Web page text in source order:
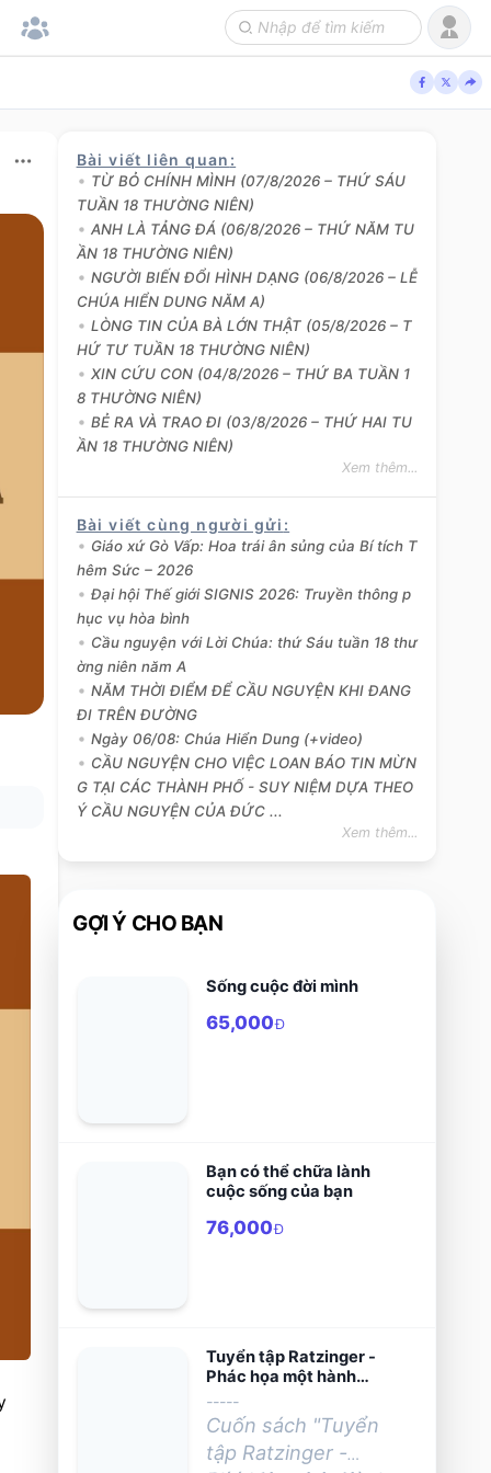
Bài viết liên quan :
TỪ BỎ CHÍNH MÌNH (07/8/2026 – THỨ SÁU
TUẦN 18 THƯỜNG NIÊN)
ANH LÀ TẢNG ĐÁ (06/8/2026 – THỨ NĂM TU
ẦN 18 THƯỜNG NIÊN)
NGƯỜI BIẾN ĐỔI HÌNH DẠNG (06/8/2026 – LỄ
CHÚA HIỂN DUNG NĂM A)
LÒNG TIN CỦA BÀ LỚN THẬT (05/8/2026 – T
HỨ TƯ TUẦN 18 THƯỜNG NIÊN)
XIN CỨU CON (04/8/2026 – THỨ BA TUẦN 1
8 THƯỜNG NIÊN)
BẺ RA VÀ TRAO ĐI (03/8/2026 – THỨ HAI TU
ẦN 18 THƯỜNG NIÊN)
Xem thêm...
Bài viết cùng người gửi :
Giáo xứ Gò Vấp: Hoa trái ân sủng của Bí tích T
hêm Sức – 2026
Đại hội Thế giới SIGNIS 2026: Truyền thông p
hục vụ hòa bình
Cầu nguyện với Lời Chúa: thứ Sáu tuần 18 thư
ờng niên năm A
NĂM THỜI ĐIỂM ĐỂ CẦU NGUYỆN KHI ĐANG
ĐI TRÊN ĐƯỜNG
Ngày 06/08: Chúa Hiển Dung (+video)
CẦU NGUYỆN CHO VIỆC LOAN BÁO TIN MỪN
G TẠI CÁC THÀNH PHỐ - SUY NIỆM DỰA THEO
Ý CẦU NGUYỆN CỦA ĐỨC ...
Xem thêm...
GỢI Ý CHO BẠN
Sống cuộc đời mình
65,000Đ
Bạn có thể chữa lành
cuộc sống của bạn
76,000Đ
Tuyển tập Ratzinger -
Phác họa một hành
-----
Cuốn sách "Tuyển
tập Ratzinger -